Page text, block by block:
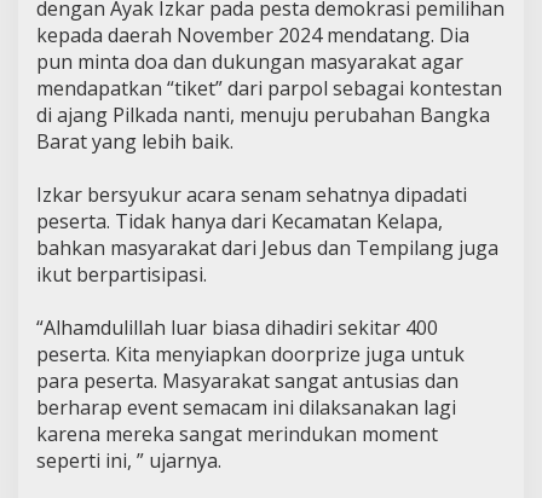
dengan Ayak Izkar pada pesta demokrasi pemilihan
kepada daerah November 2024 mendatang. Dia
pun minta doa dan dukungan masyarakat agar
mendapatkan “tiket” dari parpol sebagai kontestan
di ajang Pilkada nanti, menuju perubahan Bangka
Barat yang lebih baik.
Izkar bersyukur acara senam sehatnya dipadati
peserta. Tidak hanya dari Kecamatan Kelapa,
bahkan masyarakat dari Jebus dan Tempilang juga
ikut berpartisipasi.
“Alhamdulillah luar biasa dihadiri sekitar 400
peserta. Kita menyiapkan doorprize juga untuk
para peserta. Masyarakat sangat antusias dan
berharap event semacam ini dilaksanakan lagi
karena mereka sangat merindukan moment
seperti ini, ” ujarnya.